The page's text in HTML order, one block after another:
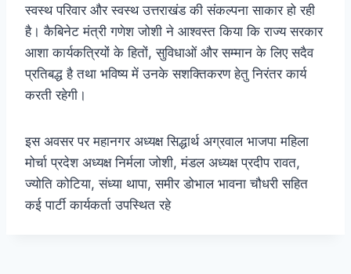
स्वस्थ परिवार और स्वस्थ उत्तराखंड की संकल्पना साकार हो रही
है। कैबिनेट मंत्री गणेश जोशी ने आश्वस्त किया कि राज्य सरकार
आशा कार्यकत्रियों के हितों, सुविधाओं और सम्मान के लिए सदैव
प्रतिबद्ध है तथा भविष्य में उनके सशक्तिकरण हेतु निरंतर कार्य
करती रहेगी।
इस अवसर पर महानगर अध्यक्ष सिद्धार्थ अग्रवाल भाजपा महिला
मोर्चा प्रदेश अध्यक्ष निर्मला जोशी, मंडल अध्यक्ष प्रदीप रावत,
ज्योति कोटिया, संध्या थापा, समीर डोभाल भावना चौधरी सहित
कई पार्टी कार्यकर्ता उपस्थित रहे